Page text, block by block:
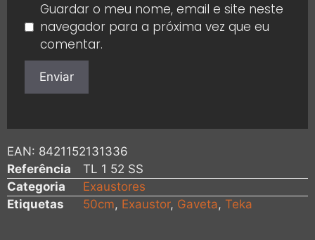
Guardar o meu nome, email e site neste
navegador para a próxima vez que eu
comentar.
EAN: 8421152131336
Referência
TL 1 52 SS
Categoria
Exaustores
Etiquetas
50cm, Exaustor, Gaveta, Teka